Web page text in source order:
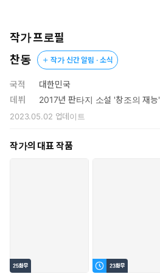
작가 프로필
찬동
작가 신간 알림 · 소식
국적
대한민국
데뷔
2017년 판타지 소설 '창조의 재능'
2023.05.02 업데이트
작가의 대표 작품